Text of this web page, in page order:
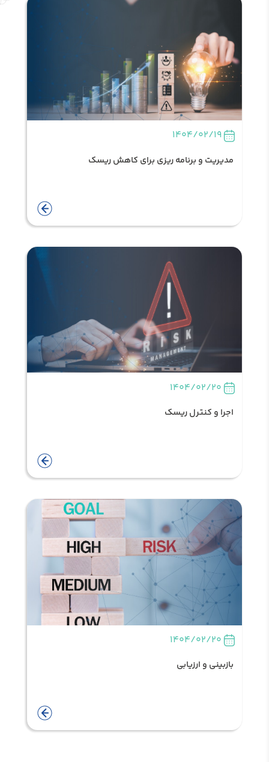
1404/02/19
مدیریت و برنامه ریزی برای کاهش ریسک
1404/02/20
اجرا و کنترل ریسک
1404/02/20
بازبینی و ارزیابی